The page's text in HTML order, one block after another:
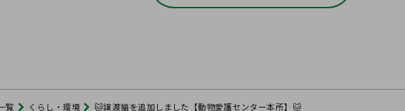
覧 くらし・環境 🐱譲渡猫を追加しました【動物愛護センター本所】🐱